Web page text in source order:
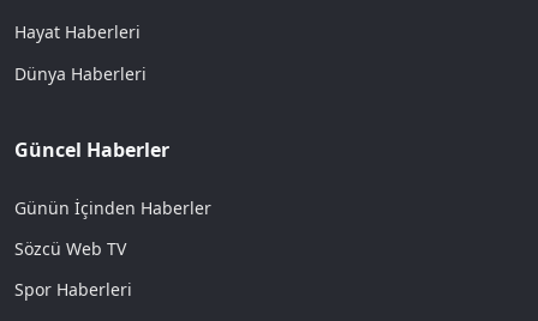
Hayat Haberleri
Dünya Haberleri
Güncel Haberler
Günün İçinden Haberler
Sözcü Web TV
Spor Haberleri